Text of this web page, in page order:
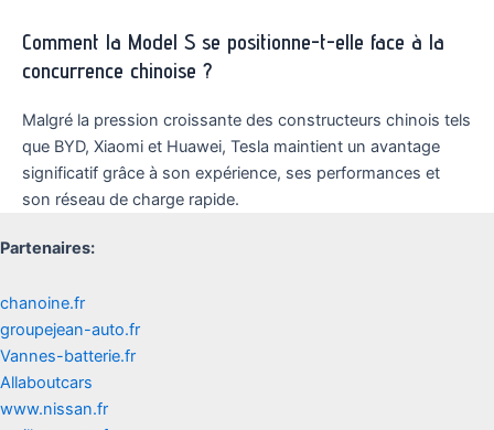
Comment la Model S se positionne-t-elle face à la
concurrence chinoise ?
Malgré la pression croissante des constructeurs chinois tels
que BYD, Xiaomi et Huawei, Tesla maintient un avantage
significatif grâce à son expérience, ses performances et
son réseau de charge rapide.
Partenaires:
chanoine.fr
groupejean-auto.fr
Vannes-batterie.fr
Allaboutcars
www.nissan.fr